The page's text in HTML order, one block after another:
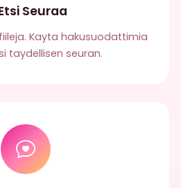
Seuraa
Kayta hakusuodattimia
taydellisen seuran.